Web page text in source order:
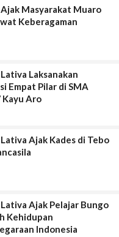
Masyarakat Muaro
Keberagaman
Laksanakan
Empat Pilar di SMA
Kayu Aro
Ajak Kades di Tebo
Ajak Pelajar Bungo
Kehidupan
Indonesia